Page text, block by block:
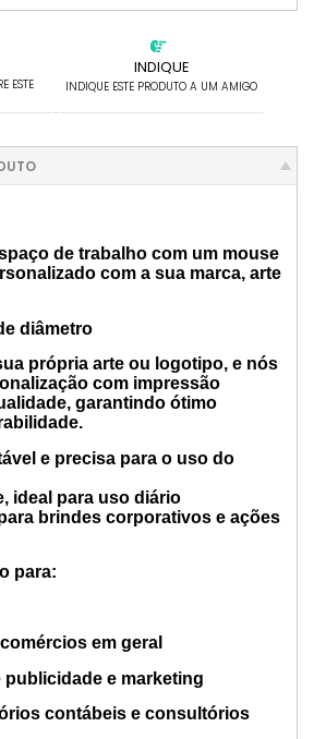
ESTE
INDIQUE
INDIQUE ESTE PRODUTO A UM AMIGO
de trabalho com um mouse
com a sua marca, arte
diâmetro
própria arte ou logotipo, e nós
com impressão
garantindo ótimo
e precisa para o uso do
ideal para uso diário
brindes corporativos e ações
para:
em geral
publicidade e marketing
contábeis e consultórios